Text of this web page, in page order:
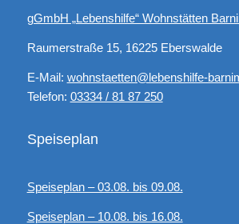
gGmbH „Lebenshilfe“ Wohnstätten
Raumerstraße 15, 16225 Eberswalde
E-Mail: wohnstaetten@lebenshilfe-
Telefon: 03334 / 81 87 250
Speiseplan
Speiseplan – 03.08. bis 09.08.
Speiseplan – 10.08. bis 16.08.